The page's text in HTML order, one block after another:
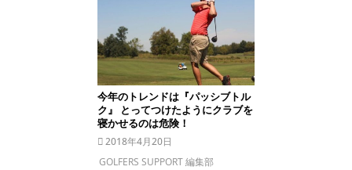
今年のトレンドは『パッシブトル
ク』 とってつけたようにクラブを
寝かせるのは危険！
2018年4月20日
GOLFERS SUPPORT 編集部